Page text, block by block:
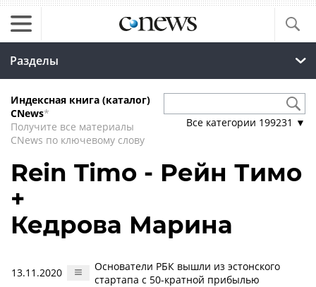
Разделы
Индексная книга (каталог)
CNews*
Получите все материалы
CNews по ключевому слову
Все категории 199231 ▼
Rein Timo - Рейн Тимо
+
Кедрова Марина
13.11.2020
Основатели РБК вышли из эстонского
стартапа с 50-кратной прибылью